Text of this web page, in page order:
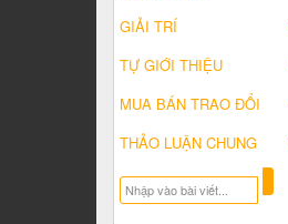
GIẢI TRÍ
TỰ GIỚI THIỆU
MUA BÁN TRAO ĐỔI
THẢO LUẬN CHUNG